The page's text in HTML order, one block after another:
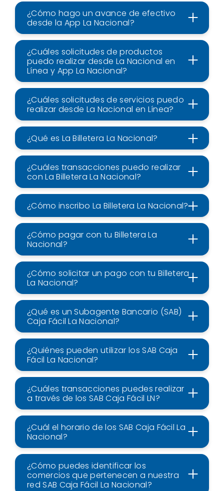
¿Cómo hago un avance de efectivo
desde la App La Nacional?
¿Cuáles solicitudes de productos
puedo realizar desde La Nacional en
Línea y App La Nacional?
¿Cuáles solicitudes de servicios puedo
realizar desde La Nacional en Línea?
¿Qué es La Billetera La Nacional?
¿Cuáles transacciones puedo realizar
con La Billetera La Nacional?
¿Cómo inscribo La Billetera La Nacional?
¿Cómo pagar con tu Billetera La
Nacional?
¿Cómo solicitar un pago con tu Billetera
La Nacional?
¿Qué es un Subagente Bancario (SAB)
Caja Fácil La Nacional?
¿Quiénes pueden utilizar los SAB Caja
Fácil La Nacional?
¿Cuáles transacciones puedes realizar
a través de los SAB Caja Fácil LN?
¿Cuál el horario de los SAB Caja Fácil La
Nacional?
¿Cómo puedes identificar los
comercios que pertenecen a nuestra
red SAB Caja Fácil La Nacional?